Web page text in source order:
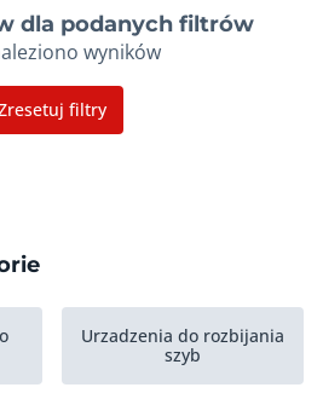
dla podanych filtrów
wyników
filtry
Urzadzenia do rozbijania
szyb